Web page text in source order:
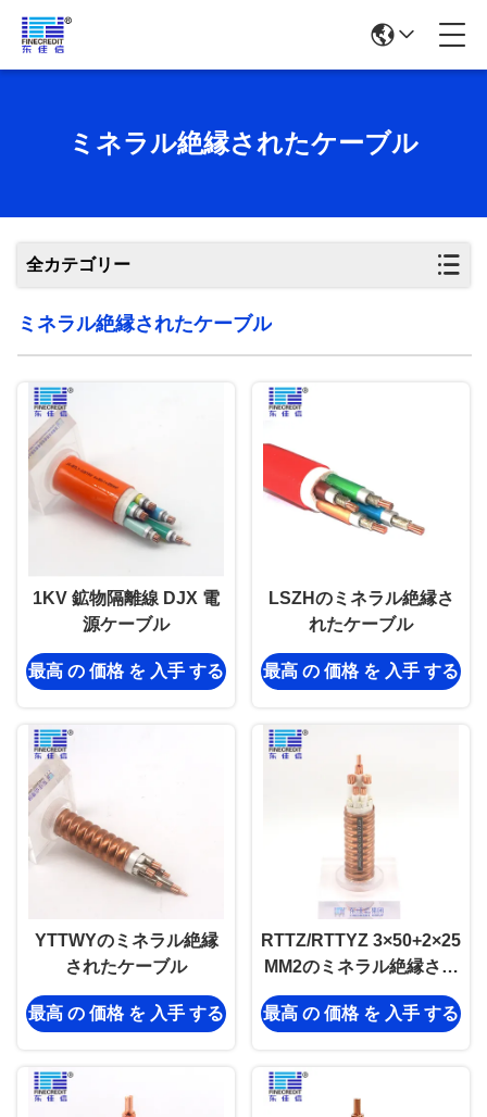
ミネラル絶縁されたケーブル
全カテゴリー
ミネラル絶縁されたケーブル
1KV 鉱物隔離線 DJX 電
源ケーブル
最高 の 価格 を 入手 する
LSZHのミネラル絶縁さ
れたケーブル
最高 の 価格 を 入手 する
YTTWYのミネラル絶縁
されたケーブル
最高 の 価格 を 入手 する
RTTZ/RTTYZ 3×50+2×25
MM2のミネラル絶縁され
たケーブルのアニールさ
れた銅のコンダクター
最高 の 価格 を 入手 する